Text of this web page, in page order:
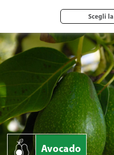
Scegli
Avocado